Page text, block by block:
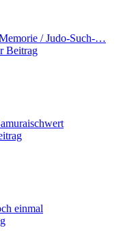
/ Judo-Such-…
Beitrag
einmal